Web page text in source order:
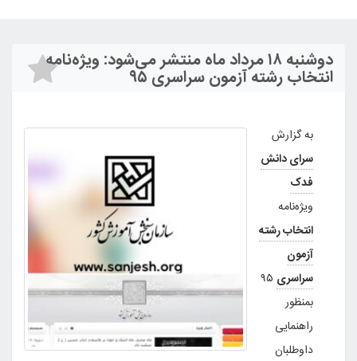
دوشنبه ۱۸ مرداد ماه منتشر می‌شود: ویژه‌نامه
انتخاب رشته آزمون سراسری ۹۵
به گزارش
سرای دانش
فدک
ویژه‌نامه
انتخاب رشته
آزمون
سراسری ۹۵
بمنظور
راهنمایی
داوطلبان